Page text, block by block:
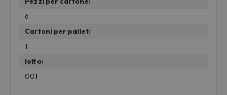
6
Cartoni per pallet:
1
lotto:
001